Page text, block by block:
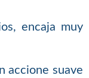
encaja muy
accione suave